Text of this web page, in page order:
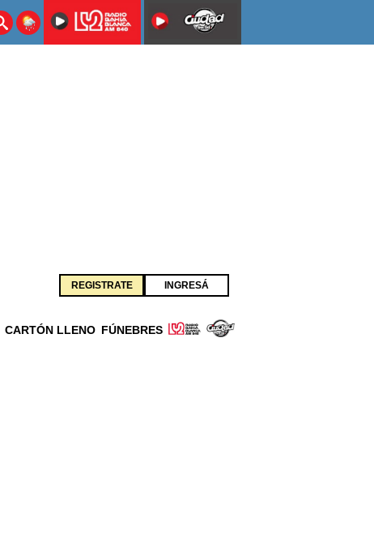
REGISTRATE INGRESÁ
CARTÓN LLENO FÚNEBRES